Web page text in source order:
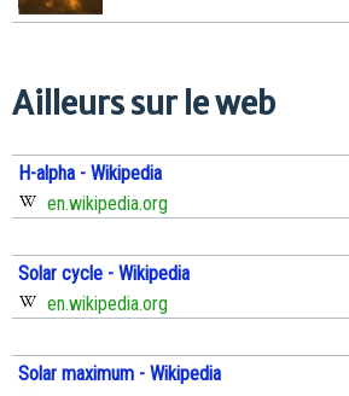
Ailleurs sur le web
H-alpha - Wikipedia
en.wikipedia.org
Solar cycle - Wikipedia
en.wikipedia.org
Solar maximum - Wikipedia